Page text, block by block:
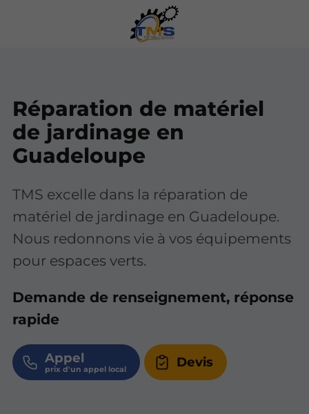
Réparation de matériel
de jardinage en
Guadeloupe
TMS excelle dans la réparation de
matériel de jardinage en Guadeloupe.
Nous redonnons vie à vos équipements
pour espaces verts.
Demande de renseignement, réponse
rapide
Appel Devis